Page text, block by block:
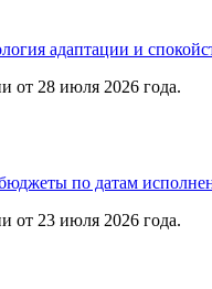
адаптации и
от 28 июля 2026 года.
по датам
от 23 июля 2026 года.